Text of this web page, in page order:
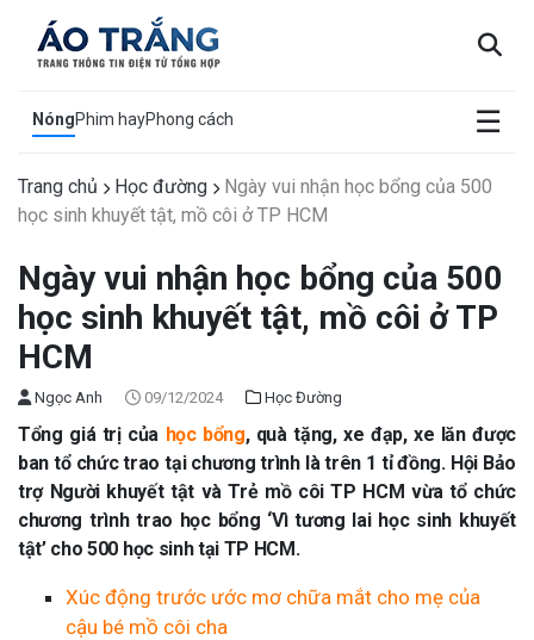
NóngPhim hayPhong cách ☰
×
Trang chủ Học đường
Ngày vui nhận học bổng của 500
học sinh khuyết tật, mồ côi ở TP HCM
Ngày vui nhận học bổng của 500
học sinh khuyết tật, mồ côi ở TP
HCM
Ngọc Anh 09/12/2024 Học Đường
Tổng giá trị của học bổng, quà tặng, xe đạp, xe lăn được
ban tổ chức trao tại chương trình là trên 1 tỉ đồng. Hội Bảo
trợ Người khuyết tật và Trẻ mồ côi TP HCM vừa tổ chức
chương trình trao học bổng ‘Vì tương lai học sinh khuyết
tật’ cho 500 học sinh tại TP HCM.
Xúc động trước ước mơ chữa mắt cho mẹ của
cậu bé mồ côi cha